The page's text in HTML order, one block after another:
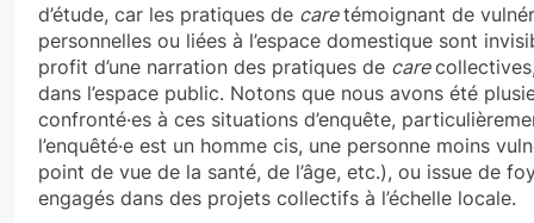
d’étude, car les pratiques de caretémoignant de
personnelles ou liées à l’espace domestique sont
profit d’une narration des pratiques de care
dans l’espace public. Notons que nous avons été
confronté·es à ces situations d’enquête,
l’enquêté·e est un homme cis, une personne moins
point de vue de la santé, de l’âge, etc.), ou issue de
engagés dans des projets collectifs à l’échelle locale.